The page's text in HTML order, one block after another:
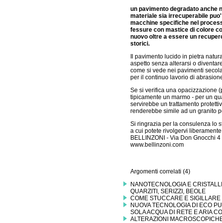
un pavimento degradato anche
materiale sia irrecuperabile
macchine specifiche nel
fessure con mastice di colore
nuovo oltre a essere un
storici.
Il pavimento lucido in pietra
aspetto senza alterarsi o
come si vede nei pavimenti
per il continuo lavorio di
Se si verifica una opacizzazione
tipicamente un marmo - per un
servirebbe un trattamento
renderebbe simile ad un granito
Si ringrazia per la consulenza lo
a cui potete rivolgervi
BELLINZONI - Via Don Gnocchi
www.bellinzoni.com
Argomenti correlati (4)
NANOTECNOLOGIA E
QUARZITI, SERIZZI, BEOLE
COME STUCCARE E
NUOVA TECNOLOGIA DI ECO
SOLA ACQUA DI RETE E ARIA
ALTERAZIONI